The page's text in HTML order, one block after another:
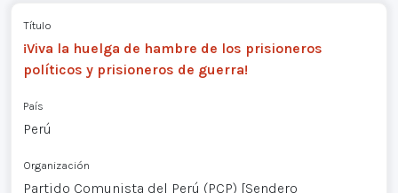
Título
¡Viva la huelga de hambre de los prisioneros
políticos y prisioneros de guerra!
País
Perú
Organización
Partido Comunista del Perú (PCP) [Sendero